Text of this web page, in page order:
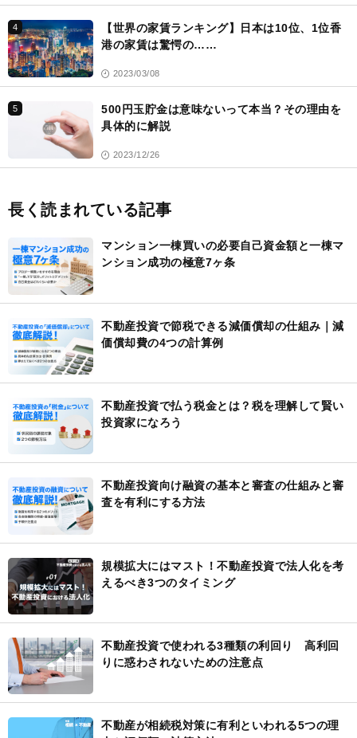
4
【世界の家賃ランキング】日本は10位、1位香
港の家賃は驚愕の……
2023/03/08
5
500円玉貯金は意味ないって本当？その理由を
具体的に解説
2023/12/26
長く読まれている記事
マンション一棟買いの必要自己資金額と一棟マ
ンション成功の極意7ヶ条
不動産投資で節税できる減価償却の仕組み｜減
価償却費の4つの計算例
不動産投資で払う税金とは？税を理解して賢い
投資家になろう
不動産投資向け融資の基本と審査の仕組みと審
査を有利にする方法
規模拡大にはマスト！不動産投資で法人化を考
えるべき3つのタイミング
不動産投資で使われる3種類の利回り 高利回
りに惑わされないための注意点
不動産が相続税対策に有利といわれる5つの理